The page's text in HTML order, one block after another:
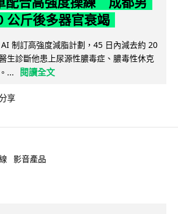
公斤後多器官衰竭
制訂高強度減脂計劃，45 日內減去約 20
生診斷他患上尿源性膿毒症、膿毒性休克
...
閱讀全文
享
影音產品